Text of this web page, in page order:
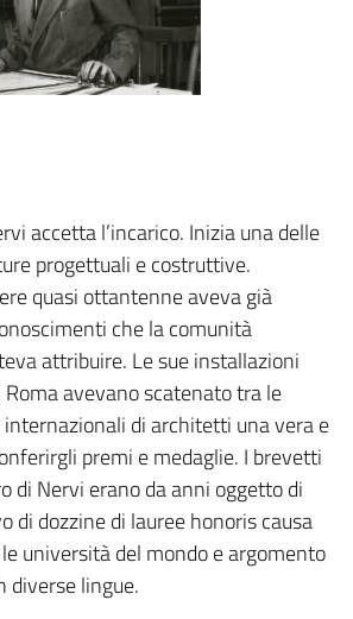
accetta l’incarico. Inizia una delle
progettuali e costruttive.
quasi ottantenne aveva già
che la comunità
attribuire. Le sue installazioni
avevano scatenato tra le
di architetti una vera e
premi e medaglie. I brevetti
di Nervi erano da anni oggetto di
di dozzine di lauree honoris causa
università del mondo e argomento
diverse lingue.